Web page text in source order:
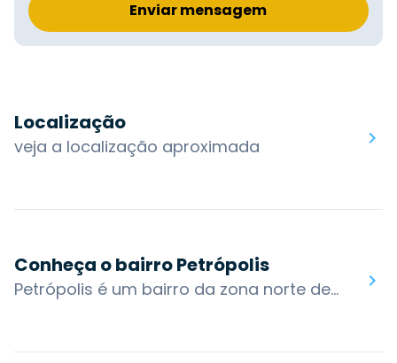
Enviar mensagem
Localização
veja a localização aproximada
Conheça o bairro Petrópolis
Petrópolis é um bairro da zona norte de Porto Alegre, o bairro se desenvolveu a partir de um eixo que se localizava entre duas estradas rurais que saíam de Porto Alegre em direção à Viamão e Gravataí, caminho que hoje corresponde à Av. Protásio Alves. O bairro tornou-se famoso pelo seu clima mais ameno e áreas verdes, aspectos naturais que atraíram moradores da classe média em ascensão.Estão localizados no bairro alguns dos clubes mais conhecidos da capital, como Grêmio Náutico União e o Petrópolis Tênis Clube. Atualmente o bairro Petrópolis é independente do centro da cidade, contando com um comércio ativo e variado, que se estende ao longo da Avenida Protásio Alves.O bairro também possui acesso por algumas das principais vias da cidade: Av. Carlos Gomes, Av. Nilópolis, Av. Protásio Alves, Av. Sen. Tarso Dutra, R. Prof. Cristiano Fischer, Av. Cel. Lucas de Oliveira. Os bairros nos arredores são: Três Figueiras, Jardim do Salso, Jardim Botânico, Santana, Santa Cecília, Bela Vista e Boa Vista.Você encontra no bairro Petrópolis: Grêmio Náutico União, Praça Dr. João Petersen Jr, Praça Tamandaré, Parrilla Del Sur, Pizzaria Nono Ludovico, Nacional, Zaffari Protásio Alves, Complex Skatepark, Praça Zenaide, Parque Municipal Ararigbóia.